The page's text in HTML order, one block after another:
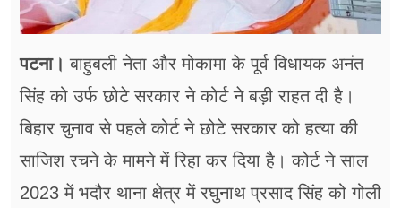
पटना। बाहुबली नेता और मोकामा के पूर्व विधायक अनंत
सिंह को उर्फ छोटे सरकार ने कोर्ट ने बड़ी राहत दी है।
बिहार चुनाव से पहले कोर्ट ने छोटे सरकार को हत्या की
साजिश रचने के मामने में रिहा कर दिया है। कोर्ट ने साल
2023 में भदौर थाना क्षेत्र में रघुनाथ प्रसाद सिंह को गोली